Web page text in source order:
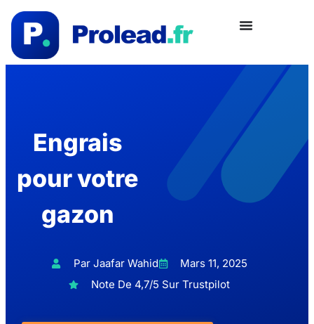
Engrais
pour votre
gazon
Par Jaafar Wahid
Mars 11, 2025
Note De 4,7/5 Sur Trustpilot